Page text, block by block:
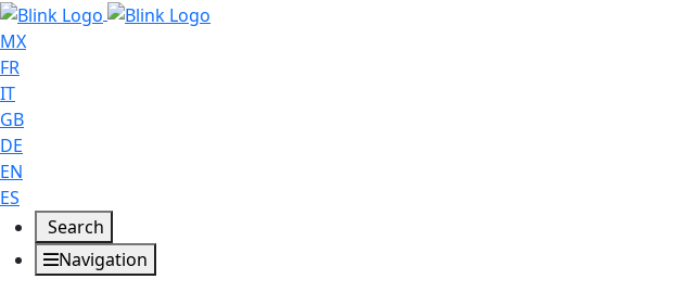
MX
FR
IT
GB
DE
EN
ES
Search
Navigation